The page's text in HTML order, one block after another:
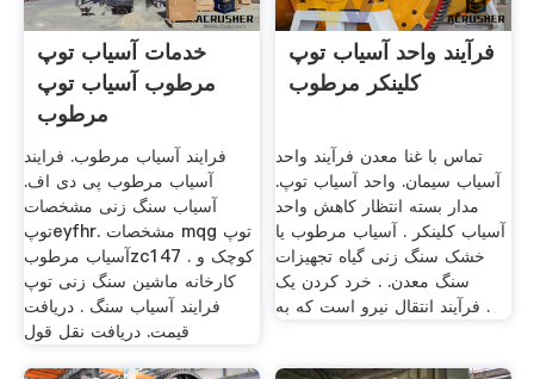
خدمات آسیاب توپ
مرطوب آسیاب توپ
مرطوب
فرایند آسیاب مرطوب. فرایند
آسیاب مرطوب پی دی اف.
آسیاب سنگ زنی مشخصات
توپeyfhr. مشخصات mqg توپ
آسیاب مرطوبzc147 . کوچک و
کارخانه ماشین سنگ زنی توپ
فرایند آسیاب سنگ . دریافت
قیمت. دریافت نقل قول
فرآیند واحد آسیاب توپ
کلینکر مرطوب
تماس با غنا معدن فرآیند واحد
آسیاب سیمان. واحد آسیاب توپ.
مدار بسته انتظار کاهش واحد
آسیاب کلینکر . آسیاب مرطوب یا
خشک سنگ زنی گیاه تجهیزات
سنگ معدن. . خرد کردن یک
فرآیند انتقال نیرو است که به .